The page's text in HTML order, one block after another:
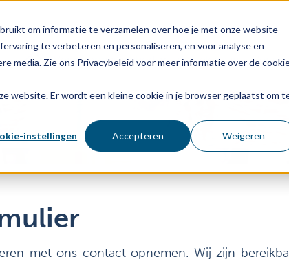
om informatie te verzamelen over hoe je met onze website
te verbeteren en personaliseren, en voor analyse en
media. Zie ons Privacybeleid voor meer informatie over de
website. Er wordt een kleine cookie in je browser geplaatst om
instellingen Accepteren Weigeren
Verzekeringsaanbod Verzekeraars
met ons contact opnemen. Wij zijn